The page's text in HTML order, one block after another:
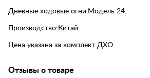
Дневные ходовые огни.Модель 24.
Производство:Китай.
Цена указана за комплект ДХО.
Отзывы о товаре